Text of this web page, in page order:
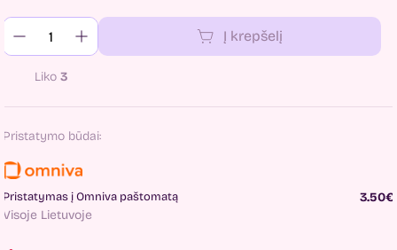
Į krepšelį
Liko 3
Pristatymo būdai:
Pristatymas į Omniva paštomatą
Visoje Lietuvoje
3.50€